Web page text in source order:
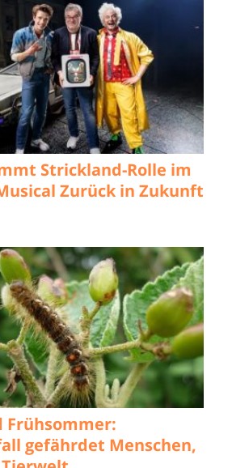
Strickland-Rolle im
Zurück in Zukunft
Frühsommer:
gefährdet Menschen,